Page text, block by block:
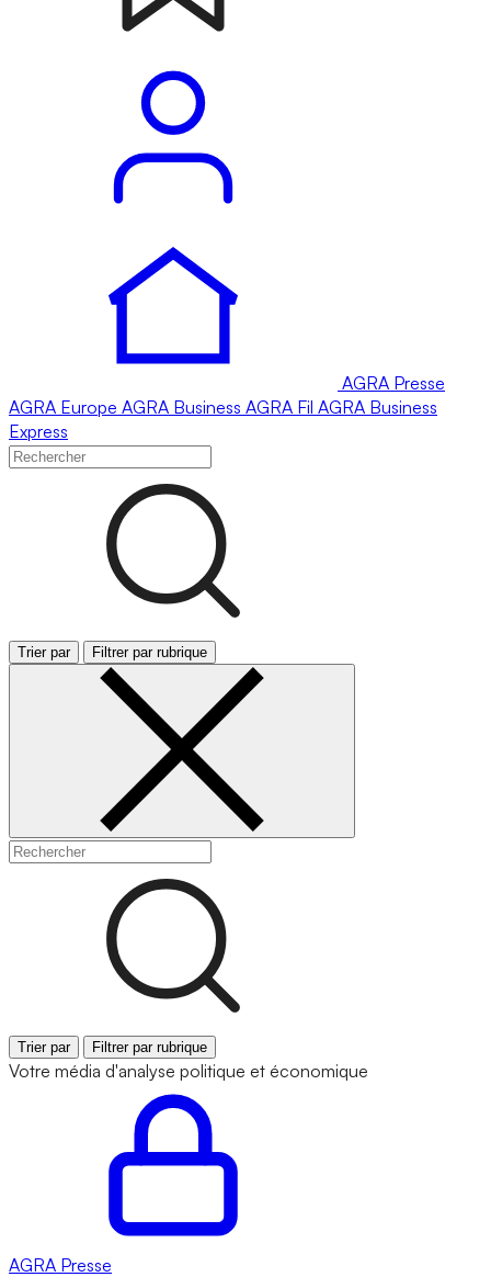
AGRA Presse
AGRA Europe AGRA Business AGRA Fil AGRA Business
Express
Trier par Filtrer par rubrique
Trier par Filtrer par rubrique
Votre média d'analyse politique et économique
AGRA Presse